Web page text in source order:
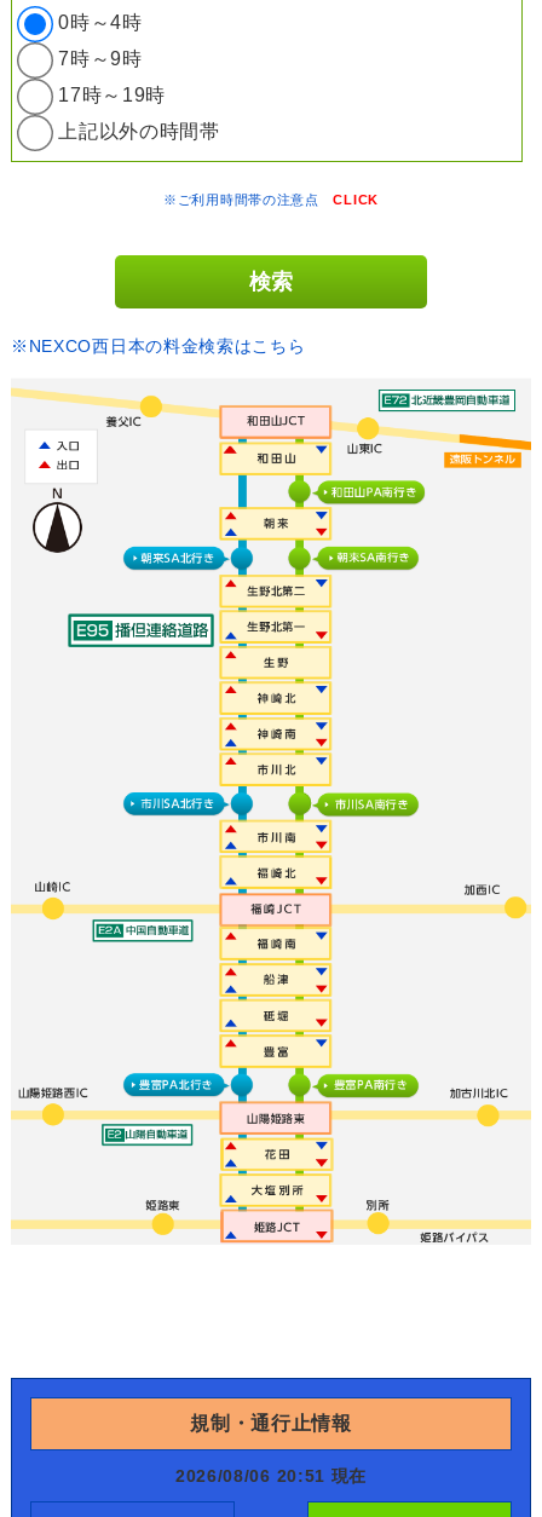
0時～4時
7時～9時
17時～19時
上記以外の時間帯
※ご利用時間帯の注意点CLICK
※NEXCO西日本の料金検索はこちら
規制・通行止情報
2026/08/06 20:51 現在